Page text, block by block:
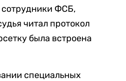
сотрудники ФСБ,
читал протокол
была встроена
специальных